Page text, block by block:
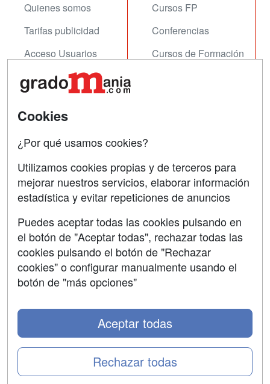
Quienes somos
Tarifas publicidad
Acceso Usuarios
Acceso Centros
Cursos FP
Conferencias
Cursos de Formación
Contactar
Copyleft
Grupo formazion:
Cookies
¿Por qué usamos cookies?
Utilizamos cookies propias y de terceros para
mejorar nuestros servicios, elaborar información
estadística y evitar repeticiones de anuncios
Puedes aceptar todas las cookies pulsando en
el botón de "Aceptar todas", rechazar todas las
cookies pulsando el botón de "Rechazar
cookies" o configurar manualmente usando el
botón de "más opciones"
Rechazar todas
Aceptar todas